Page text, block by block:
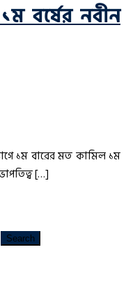
বর্ষের নবীন
১ম বারের মত কামিল ১ম
[…]